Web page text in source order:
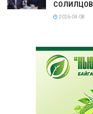
СОЛИЛЦОВ
2026-04-08